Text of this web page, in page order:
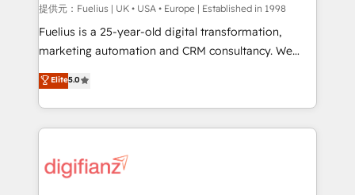
can support public sector companies as well the
other ones listed in our profile. Our services: -
HubSpot implementation - HubSpot CMS website
is there for you to: - Grow revenue, and run your
business more efficiently - Build stronger
more people - Get the most out of your HubSpot
investment
提供元：Fuelius | UK • USA • Europe | Established in 1998
Fuelius is a 25-year-old digital transformation,
marketing automation and CRM consultancy. We
enable mid-market and enterprise clients to
maximise their return from digital and fuel their
growth. We modernise platforms, streamline
operations that are causing inefficiencies, improve
supercharge revenue operations Key services: • CRM
Elite5.0